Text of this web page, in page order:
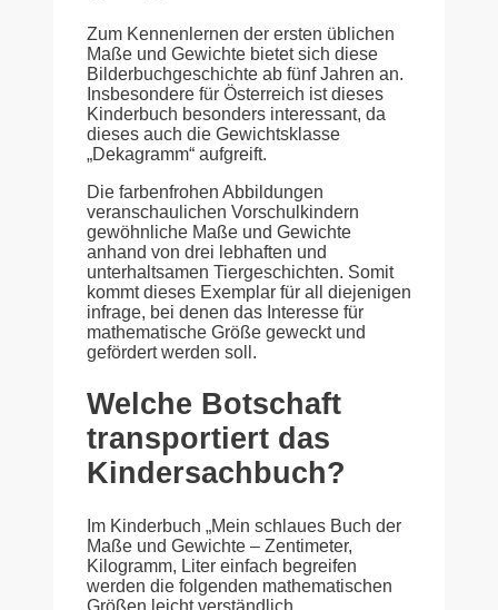
Zum Kennenlernen der ersten üblichen
Maße und Gewichte bietet sich diese
Bilderbuchgeschichte ab fünf Jahren an.
Insbesondere für Österreich ist dieses
Kinderbuch besonders interessant, da
dieses auch die Gewichtsklasse
„Dekagramm“ aufgreift.
Die farbenfrohen Abbildungen
veranschaulichen Vorschulkindern
gewöhnliche Maße und Gewichte
anhand von drei lebhaften und
unterhaltsamen Tiergeschichten. Somit
kommt dieses Exemplar für all diejenigen
infrage, bei denen das Interesse für
mathematische Größe geweckt und
gefördert werden soll.
Welche Botschaft
transportiert das
Kindersachbuch?
Im Kinderbuch „Mein schlaues Buch der
Maße und Gewichte – Zentimeter,
Kilogramm, Liter einfach begreifen
werden die folgenden mathematischen
Größen leicht verständlich